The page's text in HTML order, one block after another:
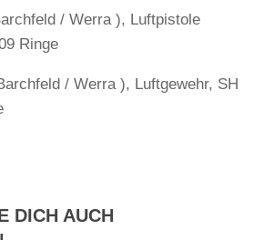
/ Werra ), Luftpistole
Ringe
/ Werra ), Luftgewehr, SH
DICH AUCH